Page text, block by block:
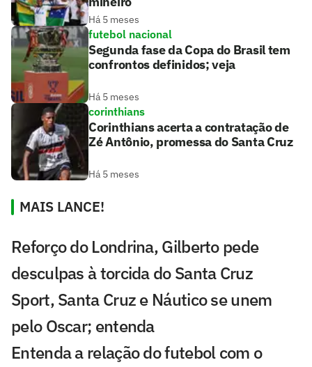
Há 5 meses
futebol nacional
Segunda fase da Copa do Brasil tem
confrontos definidos; veja
Há 5 meses
corinthians
Corinthians acerta a contratação de
Zé Antônio, promessa do Santa Cruz
Há 5 meses
MAIS LANCE!
Reforço do Londrina, Gilberto pede
desculpas à torcida do Santa Cruz
Sport, Santa Cruz e Náutico se unem
pelo Oscar; entenda
Entenda a relação do futebol com o